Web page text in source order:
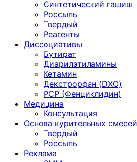
Синтетический гашиш
Россыпь
Твердый
Реагенты
Диссоциативы
Бутират
Диарилэтиламины
Кетамин
Декстрорфан (DXO)
PCP (Фенциклидин)
Медицина
Консультация
Основа курительных смесей
Твердый
Россыпь
Реклама